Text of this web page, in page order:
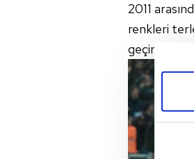
2011
renkleri
geçirdi.